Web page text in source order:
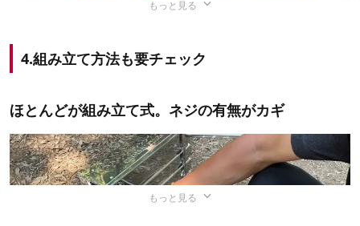
●80cmほどの高さが一般的で、高
さ調整が可能な製品もある
●焼き面が広く、大人数でも使用し
やすい
●キャスターがついた製品が多く持
ち運びやすい
●焼くだけでなく、蒸す・燻すなど
調理の幅が広い
ためにはいかに効率的に空気を送るかが重要
バーベキューコンロには炭床底部と焼き網の間に敷くこと
ストル（強度の高い網）や、炭床へ外部の空気を取り入れ
て空気の循環を生み出す空気口など、着火をアシストして
くれる機能が搭載された製品があります。
バーベキューを楽しんだあとに待っている片付けのなか
もっと見る
4.組み立て方法も要チェック
ほとんどが組み立て式。ネジの有無がカギ
もっと見る